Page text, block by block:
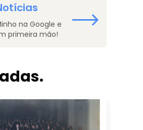
na Google e
primeira mão!